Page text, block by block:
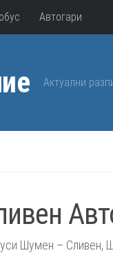
Автогари
Актуални
Шумен – Сливен,